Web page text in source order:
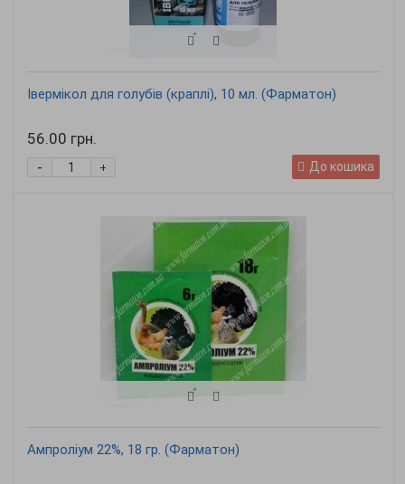
Івермікол для голубів (краплі), 10 мл. (Фарматон)
56.00 грн.
+
- До кошика
Ампроліум 22%, 18 гр. (Фарматон)